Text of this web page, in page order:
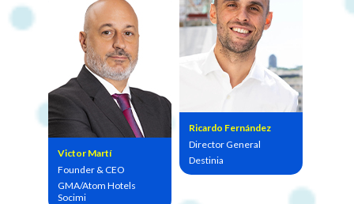
Ricardo Fernández
Director General
Destinia
Victor Martí
Founder & CEO
GMA/Atom Hotels
Socimi